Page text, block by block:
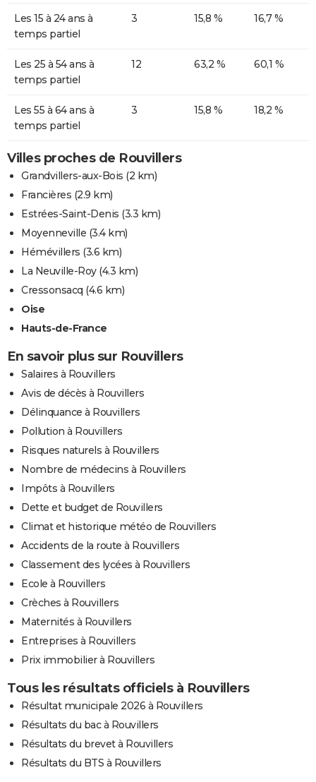
Les 15 à 24 ans à
temps partiel
3 15,8 % 16,7 %
Les 25 à 54 ans à
temps partiel
12 63,2 % 60,1 %
Les 55 à 64 ans à
temps partiel
3 15,8 % 18,2 %
Villes proches de Rouvillers
Grandvillers-aux-Bois (2 km)
Francières (2.9 km)
Estrées-Saint-Denis (3.3 km)
Moyenneville (3.4 km)
Hémévillers (3.6 km)
La Neuville-Roy(4.3 km)
Cressonsacq (4.6 km)
Oise
Hauts-de-France
En savoir plus sur Rouvillers
Salaires à Rouvillers
Avis de décès à Rouvillers
Délinquance à Rouvillers
Pollution à Rouvillers
Risques naturels à Rouvillers
Nombre de médecins à Rouvillers
Impôts à Rouvillers
Dette et budget de Rouvillers
Climat et historique météo de Rouvillers
Accidents de la route à Rouvillers
Classement des lycées à Rouvillers
Ecole à Rouvillers
Crèches à Rouvillers
Maternités à Rouvillers
Entreprises à Rouvillers
Prix immobilier à Rouvillers
Tous les résultats officiels à Rouvillers
Résultat municipale 2026 à Rouvillers
Résultats du bac à Rouvillers
Résultats du brevet à Rouvillers
Résultats du BTS à Rouvillers